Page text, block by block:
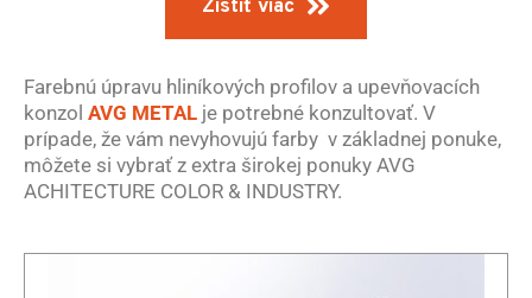
Zistiť viac
Farebnú úpravu hliníkových profilov a upevňovacích
konzol AVG METAL je potrebné konzultovať. V
prípade, že vám nevyhovujú farby v základnej ponuke,
môžete si vybrať z extra širokej ponuky AVG
ACHITECTURE COLOR & INDUSTRY.